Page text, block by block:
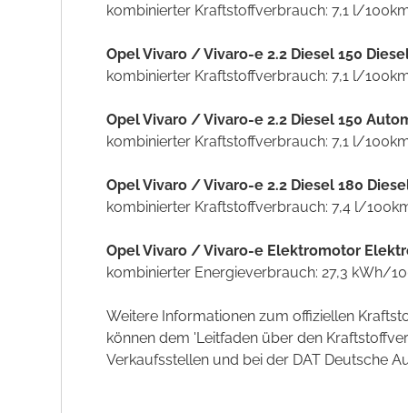
kombinierter Kraftstoffverbrauch: 7,1 l/
Opel Vivaro / Vivaro-e 2.2 Diesel 150
kombinierter Kraftstoffverbrauch: 7,1 l/
Opel Vivaro / Vivaro-e 2.2 Diesel 150
kombinierter Kraftstoffverbrauch: 7,1 l/
Opel Vivaro / Vivaro-e 2.2 Diesel 180
kombinierter Kraftstoffverbrauch: 7,4 l/
Opel Vivaro / Vivaro-e Elektromotor
kombinierter Energieverbrauch: 27,3 kWh/
Weitere Informationen zum offiziellen
können dem 'Leitfaden über den
Verkaufsstellen und bei der DAT Deutsche